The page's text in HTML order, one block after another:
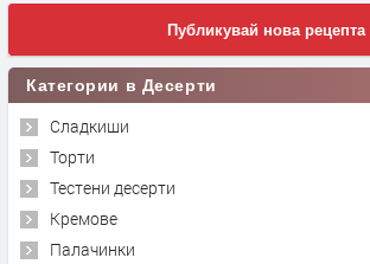
Публикувай нова рецепта
Категории в Десерти
Сладкиши
Торти
Тестени десерти
Кремове
Палачинки